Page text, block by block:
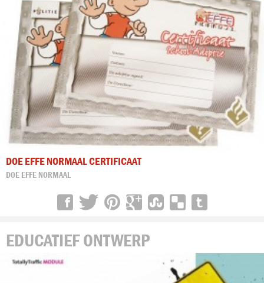
DOE EFFE NORMAAL CERTIFICAAT
DOE EFFE NORMAAL
EDUCATIEF ONTWERP